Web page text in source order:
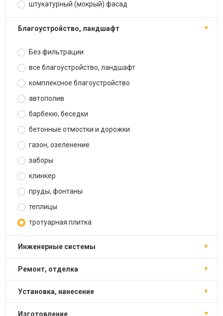
штукатурный (мокрый) фасад
благоустройство, ландшафт
Без фильтрации
все благоустройство, ландшафт
комплексное благоустройство
автополив
барбекю, беседки
бетонные отмостки и дорожки
газон, озеленение
заборы
клинкер
пруды, фонтаны
теплицы
тротуарная плитка
инженерные системы
ремонт, отделка
установка, нанесение
изготовление